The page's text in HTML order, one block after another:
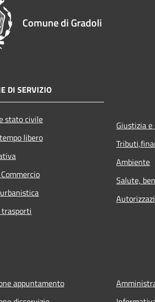
Comune di Gradoli
DI SERVIZIO
stato civile
libero
Giustizia
Ambiente
Salute,
appuntamento